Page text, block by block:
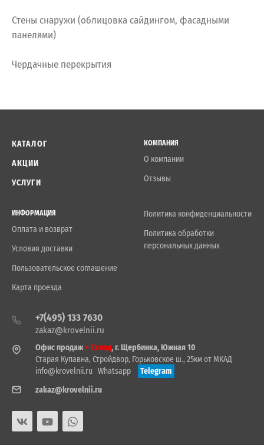
Стены снаружи (облицовка сайдингом, фасадными
панелями)
Чердачные перекрытия
КАТАЛОГ
АКЦИИ
УСЛУГИ
КОМПАНИЯ
О компании
Отзывы
ИНФОРМАЦИЯ
Оплата и возврат
Условия доставки
Пользовательское соглашение
Карта проезда
Политика конфиденциальности
Политика обработки
персональных данных
+7(495) 133 7630
zakaz@krovelnii.ru
Офис продаж+ Склад, г. Щербинка, Южная 10
Старая Купавна, Стройдвор, Горьковское ш., 25км от МКАД
info@krovelnii.ru Whatsapp
Telegram
zakaz@krovelnii.ru